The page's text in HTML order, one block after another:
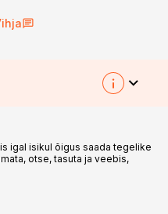
igal isikul õigus saada tegelike
otse, tasuta ja veebis,